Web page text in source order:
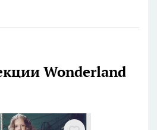
Wonderland